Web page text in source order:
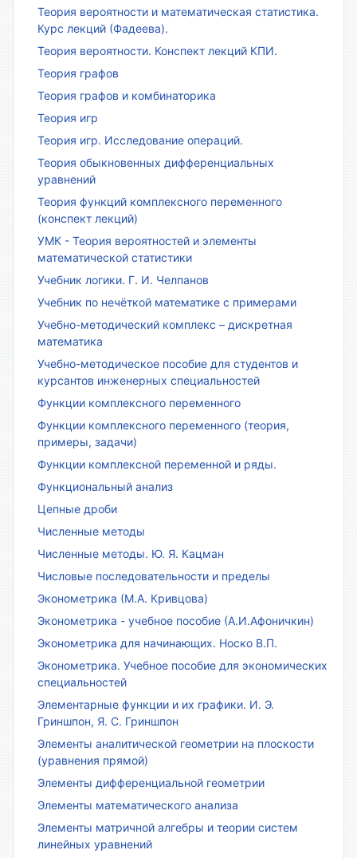
Теория вероятности и математическая статистика.
Курс лекций (Фадеева).
Теория вероятности. Конспект лекций КПИ.
Теория графов
Теория графов и комбинаторика
Теория игр
Теория игр. Исследование операций.
Теория обыкновенных дифференциальных
уравнений
Теория функций комплексного переменного
(конспект лекций)
УМК - Теория вероятностей и элементы
математической статистики
Учебник логики. Г. И. Челпанов
Учебник по нечёткой математике с примерами
Учебно-методический комплекс – дискретная
математика
Учебно-методическое пособие для студентов и
курсантов инженерных специальностей
Функции комплексного переменного
Функции комплексного переменного (теория,
примеры, задачи)
Функции комплексной переменной и ряды.
Функциональный анализ
Цепные дроби
Численные методы
Численные методы. Ю. Я. Кацман
Числовые последовательности и пределы
Эконометрика (М.А. Кривцова)
Эконометрика - учебное пособие (А.И.Афоничкин)
Эконометрика для начинающих. Носко В.П.
Эконометрика. Учебное пособие для экономических
специальностей
Элементарные функции и их графики. И. Э.
Гриншпон, Я. С. Гриншпон
Элементы аналитической геометрии на плоскости
(уравнения прямой)
Элементы дифференциальной геометрии
Элементы математического анализа
Элементы матричной алгебры и теории систем
линейных уравнений